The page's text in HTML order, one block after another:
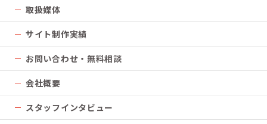
取扱媒体
サイト制作実績
お問い合わせ・無料相談
会社概要
スタッフインタビュー